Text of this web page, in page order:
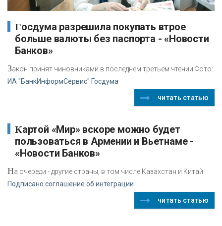
Госдума разрешила покупать втрое
больше валюты без паспорта - «Новости
Банков»
Закон принят чиновниками в последнем третьем чтении Фото:
ИА "БанкИнформСервис" Госдума
читать статью
Картой «Мир» вскоре можно будет
пользоваться в Армении и Вьетнаме -
«Новости Банков»
На очереди - другие страны, в том числе Казахстан и Китай
Подписано соглашение об интеграции
читать статью